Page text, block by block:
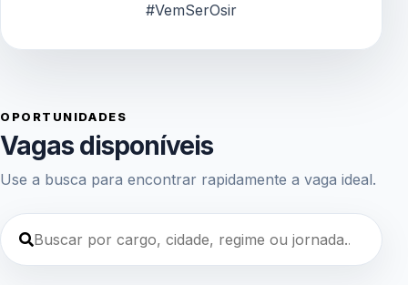
#VemSerOsir
OPORTUNIDADES
Vagas disponíveis
Use a busca para encontrar rapidamente a vaga ideal.